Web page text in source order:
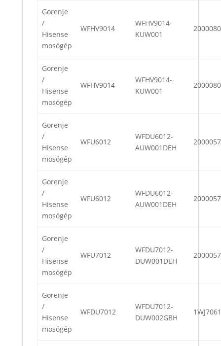
Gorenje
/
Hisense
mosógép
WFHV9014
WFHV9014-
KUW001
Gorenje
/
Hisense
mosógép
WFHV9014
WFHV9014-
KUW001
Gorenje
/
Hisense
mosógép
WFU6012
WFDU6012-
AUW001DEH
Gorenje
/
Hisense
mosógép
WFU6012
WFDU6012-
AUW001DEH
Gorenje
/
Hisense
mosógép
WFU7012
WFDU7012-
DUW001DEH
Gorenje
/
Hisense
mosógép
WFDU7012
WFDU7012-
DUW002GBH